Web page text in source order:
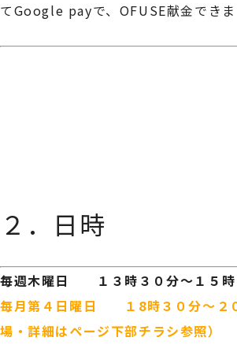
てGoogle payで、OFUSE献金できま
２．日時
毎週木曜日 １３時３０分～１５時
毎月第４日曜日 １8時３０分～２
場・詳細はページ下部チラシ参照）